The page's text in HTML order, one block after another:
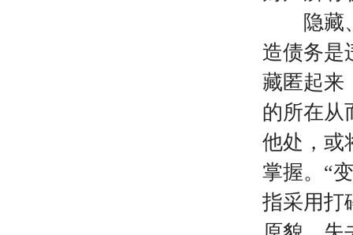
隐藏、
造债务是
藏匿起来
的所在从
他处，或
掌握。“
指采用打